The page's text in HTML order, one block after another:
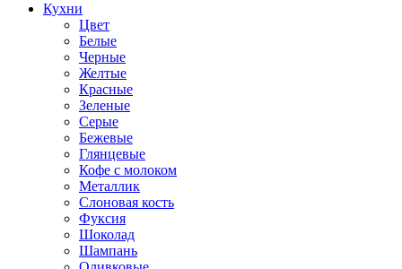
Кухни
Цвет
Белые
Черные
Желтые
Красные
Зеленые
Серые
Бежевые
Глянцевые
Кофе с молоком
Металлик
Слоновая кость
Фуксия
Шоколад
Шампань